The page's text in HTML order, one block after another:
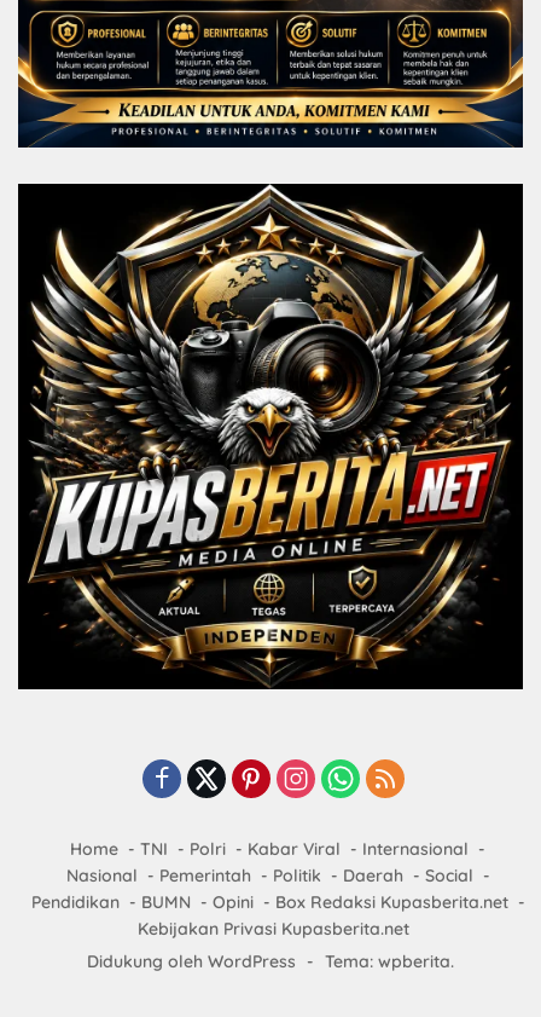
Home TNI Polri Kabar Viral
Internasional
Nasional
Pemerintah Politik Daerah
Social
Pendidikan
BUMN Opini
Box Redaksi Kupasberita.net
Kebijakan Privasi Kupasberita.net
Didukung oleh WordPress
- Tema: wpberita.